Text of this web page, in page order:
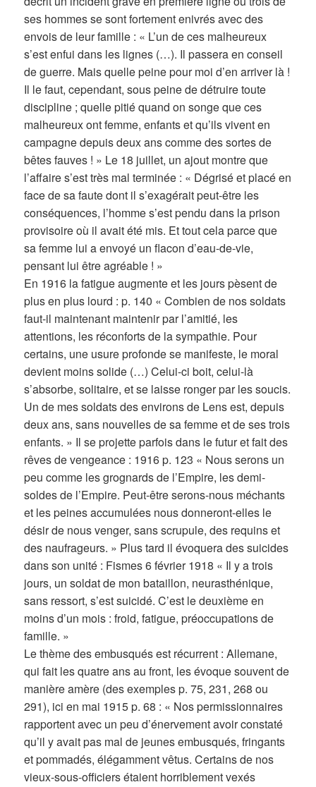
ses hommes se sont fortement enivrés avec des
envois de leur famille : « L’un de ces malheureux
s’est enfui dans les lignes (…). Il passera en conseil
de guerre. Mais quelle peine pour moi d’en arriver là !
Il le faut, cependant, sous peine de détruire toute
discipline ; quelle pitié quand on songe que ces
malheureux ont femme, enfants et qu’ils vivent en
campagne depuis deux ans comme des sortes de
bêtes fauves ! » Le 18 juillet, un ajout montre que
l’affaire s’est très mal terminée : « Dégrisé et placé en
face de sa faute dont il s’exagérait peut-être les
conséquences, l’homme s’est pendu dans la prison
provisoire où il avait été mis. Et tout cela parce que
sa femme lui a envoyé un flacon d’eau-de-vie,
pensant lui être agréable ! »
En 1916 la fatigue augmente et les jours pèsent de
plus en plus lourd : p. 140 « Combien de nos soldats
faut-il maintenant maintenir par l’amitié, les
attentions, les réconforts de la sympathie. Pour
certains, une usure profonde se manifeste, le moral
devient moins solide (…) Celui-ci boit, celui-là
s’absorbe, solitaire, et se laisse ronger par les soucis.
Un de mes soldats des environs de Lens est, depuis
deux ans, sans nouvelles de sa femme et de ses trois
enfants. » Il se projette parfois dans le futur et fait des
rêves de vengeance : 1916 p. 123 « Nous serons un
peu comme les grognards de l’Empire, les demi-
soldes de l’Empire. Peut-être serons-nous méchants
et les peines accumulées nous donneront-elles le
désir de nous venger, sans scrupule, des requins et
des naufrageurs. » Plus tard il évoquera des suicides
dans son unité : Fismes 6 février 1918 « Il y a trois
jours, un soldat de mon bataillon, neurasthénique,
sans ressort, s’est suicidé. C’est le deuxième en
moins d’un mois : froid, fatigue, préoccupations de
famille. »
Le thème des embusqués est récurrent : Allemane,
qui fait les quatre ans au front, les évoque souvent de
manière amère (des exemples p. 75, 231, 268 ou
291), ici en mai 1915 p. 68 : « Nos permissionnaires
rapportent avec un peu d’énervement avoir constaté
qu’il y avait pas mal de jeunes embusqués, fringants
et pommadés, élégamment vêtus. Certains de nos
vieux-sous-officiers étaient horriblement vexés